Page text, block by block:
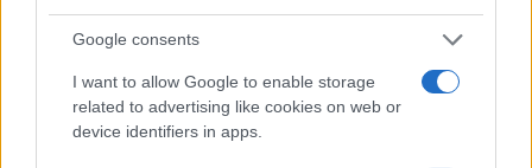
Google consents
I want to allow Google to enable storage
related to advertising like cookies on web or
device identifiers in apps.
Fin qui la cronaca. Che abbiamo riportato
spazio però per una riflessione, seppure breve. Va
bene schierarsi con gli ucraini. Va bene ritenere